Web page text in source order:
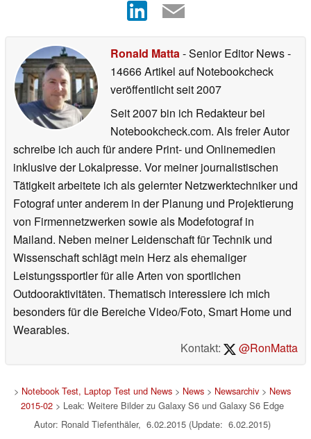
Ronald Matta- Senior Editor News-
14666 Artikel auf Notebookcheck
veröffentlichtseit 2007
Seit 2007 bin ich Redakteur bei
Notebookcheck.com. Als freier Autor
schreibe ich auch für andere Print- und Onlinemedien
inklusive der Lokalpresse. Vor meiner journalistischen
Tätigkeit arbeitete ich als gelernter Netzwerktechniker und
Fotograf unter anderem in der Planung und Projektierung
von Firmennetzwerken sowie als Modefotograf in
Mailand. Neben meiner Leidenschaft für Technik und
Wissenschaft schlägt mein Herz als ehemaliger
Leistungssportler für alle Arten von sportlichen
Outdooraktivitäten. Thematisch interessiere ich mich
besonders für die Bereiche Video/Foto, Smart Home und
Wearables.
Kontakt:
@RonMatta
> Notebook Test, Laptop Test und News> News> Newsarchiv> News
2015-02> Leak: Weitere Bilder zu Galaxy S6 und Galaxy S6 Edge
Autor: Ronald Tiefenthäler, 6.02.2015 (Update: 6.02.2015)